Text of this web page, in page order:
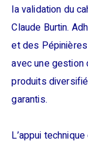
la validation du
Claude Burtin.
et des
avec une gestion
produits
garantis.
L’appui